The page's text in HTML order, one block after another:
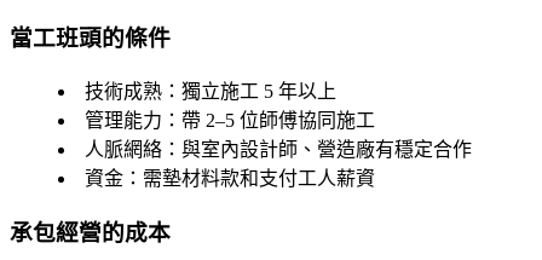
當工班頭的條件
技術成熟 ：獨立施工 5 年以上
管理能力 ：帶 2–5 位師傅協同施工
人脈網絡 ：與室內設計師、營造廠有穩定合作
資金 ：需墊材料款和支付工人薪資
承包經營的成本